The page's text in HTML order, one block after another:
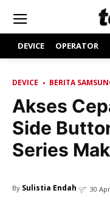
DEVICE OPERATOR
DEVICE BERITA
Akses
Side
Series
By Sulistia Endah 30